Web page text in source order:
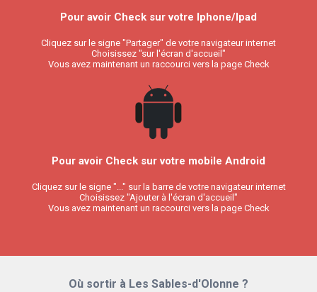
Pour avoir Check sur votre Iphone/Ipad
Cliquez sur le signe "Partager" de votre navigateur internet
Choisissez "sur l'écran d'accueil"
Vous avez maintenant un raccourci vers la page Check
Pour avoir Check sur votre mobile Android
Cliquez sur le signe "..." sur la barre de votre navigateur internet
Choisissez "Ajouter à l'écran d'accueil"
Vous avez maintenant un raccourci vers la page Check
Où sortir à Les Sables-d'Olonne ?